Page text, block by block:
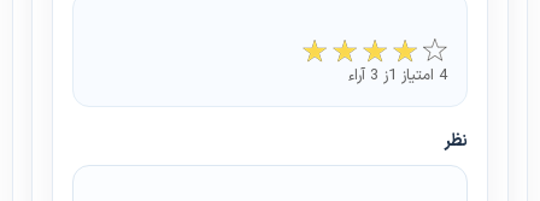
4 امتیاز 1ز 3 آراء
نظر